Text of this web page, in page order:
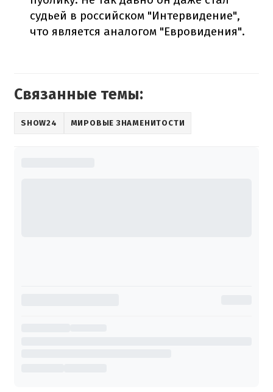
судьей в российском "Интервидение",
что является аналогом "Евровидения".
Связанные темы:
SHOW24 МИРОВЫЕ ЗНАМЕНИТОСТИ